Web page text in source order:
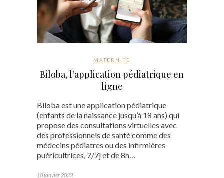
MATERNITÉ
Biloba, l’application pédiatrique en
ligne
Biloba est une application pédiatrique
(enfants de la naissance jusqu’à 18 ans) qui
propose des consultations virtuelles avec
des professionnels de santé comme des
médecins pédiatres ou des infirmières
puéricultrices, 7/7j et de 8h…
10 janvier 2022